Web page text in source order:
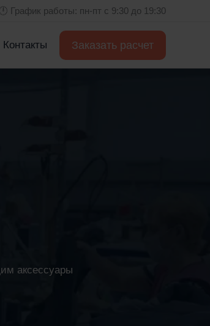
График работы: пн-пт с 9:30 до 19:30
Контакты Заказать расчет
аксессуары